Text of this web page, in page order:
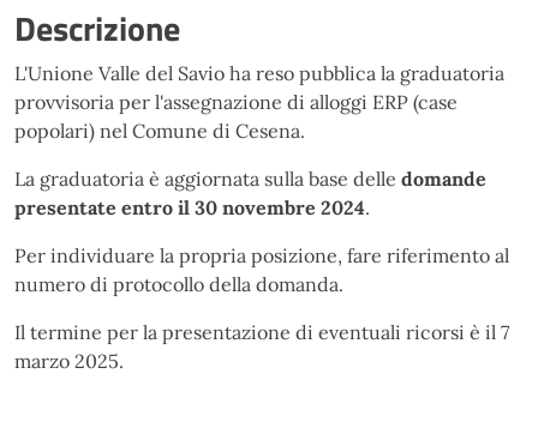
Descrizione
L'Unione Valle del Savio ha reso pubblica la graduatoria
provvisoria per l'assegnazione di alloggi ERP (case
popolari) nel Comune di Cesena.
La graduatoria è aggiornata sulla base delle domande
presentate entro il 30 novembre 2024.
Per individuare la propria posizione, fare riferimento al
numero di protocollo della domanda.
Il termine per la presentazione di eventuali ricorsi è il 7
marzo 2025.